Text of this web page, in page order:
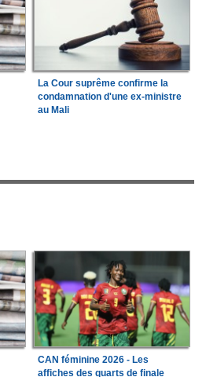
La Cour suprême confirme la
condamnation d'une ex-ministre
au Mali
CAN féminine 2026 - Les
affiches des quarts de finale